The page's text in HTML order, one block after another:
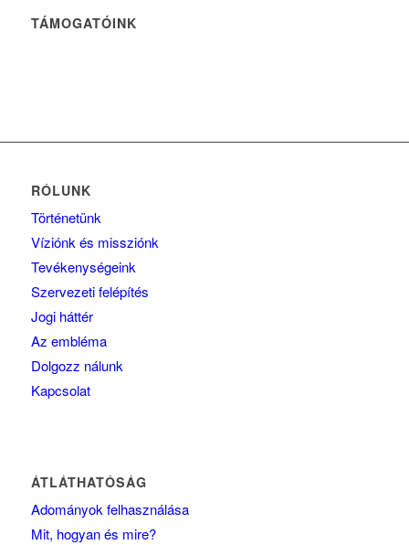
TÁMOGATÓINK
RÓLUNK
Történetünk
Víziónk és missziónk
Tevékenységeink
Szervezeti felépítés
Jogi háttér
Az embléma
Dolgozz nálunk
Kapcsolat
ÁTLÁTHATÓSÁG
Adományok felhasználása
Mit, hogyan és mire?